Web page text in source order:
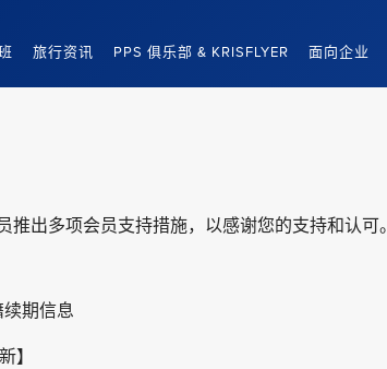
旅行资讯 PPS 俱乐部 & KRISFLYER 面向企业
推出多项会员支持措施，以感谢您的支持和认可。
期信息
】